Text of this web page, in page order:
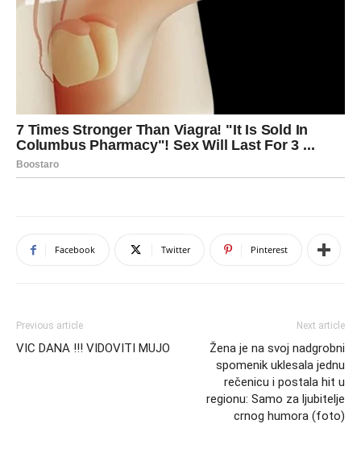
Facebook Twitter Pinterest
Previous article
VIC DANA !!! VIDOVITI MUJO
Next article
Žena je na svoj nadgrobni
spomenik uklesala jednu
rečenicu i postala hit u
regionu: Samo za ljubitelje
crnog humora (foto)